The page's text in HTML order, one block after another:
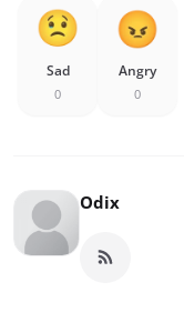
Sad
0
Angry
0
Odix